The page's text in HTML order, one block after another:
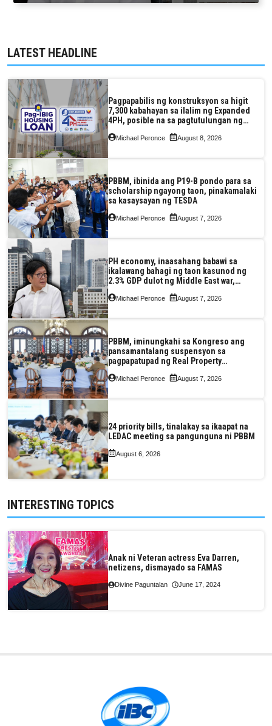
LATEST HEADLINE
Pagpapabilis ng konstruksyon sa higit
7,300 kabahayan sa ilalim ng Expanded
4PH, posible na sa pagtutulungan ng
Pag-IBIG at P.A. Alvarez
Michael Peronce August 8, 2026
PBBM, ibinida ang P19-B pondo para sa
scholarship ngayong taon, pinakamalaki
sa kasaysayan ng TESDA
Michael Peronce August 7, 2026
PH economy, inaasahang babawi sa
ikalawang bahagi ng taon kasunod ng
2.3% GDP dulot ng Middle East war,
pagkaantala ng public construction
Michael Peronce August 7, 2026
PBBM, iminungkahi sa Kongreso ang
pansamantalang suspensyon sa
pagpapatupad ng Real Property
Valuation and Assessment Reform Act
Michael Peronce August 7, 2026
24 priority bills, tinalakay sa ikaapat na
LEDAC meeting sa pangunguna ni PBBM
August 6, 2026
INTERESTING TOPICS
Anak ni Veteran actress Eva Darren,
netizens, dismayado sa FAMAS
Divine Paguntalan June 17, 2024